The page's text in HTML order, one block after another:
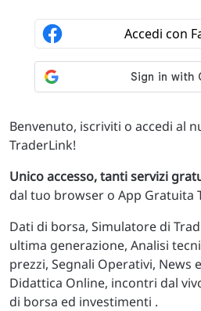
Benvenuto, iscriviti o accedi al
TraderLink!
Unico accesso, tanti servizi
dal tuo browser o App Gratuita
Dati di borsa, Simulatore di
ultima generazione, Analisi
prezzi, Segnali Operativi, News
Didattica Online, incontri dal
di borsa ed investimenti .